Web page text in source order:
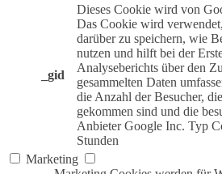
_gid
Dieses Cookie wird von
Das Cookie wird
darüber zu speichern, wie
nutzen und hilft bei der
Analyseberichts über den
gesammelten Daten
die Anzahl der Besucher,
gekommen sind und die
Anbieter Google Inc. Typ
Stunden
Marketing